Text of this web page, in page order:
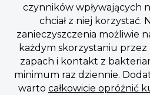
czynników wpływających
chciał z niej korzystać.
zanieczyszczenia możliwie
każdym skorzystaniu
zapach i kontakt z
minimum raz dziennie.
warto całkowicie opróżnić